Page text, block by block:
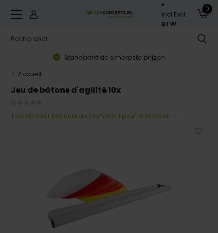
Incl.Excl.
BTW
0
Standaard de scherpste prijzen
Accueil
Jeu de bâtons d'agilité 10x
Tout afficher Matériel de formation pour le football